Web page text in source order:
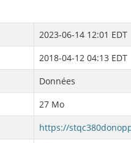
2023-06-14 12:01 EDT
2018-04-12 04:13 EDT
Données
27 Mo